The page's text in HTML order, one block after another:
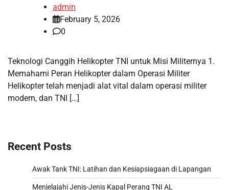
admin
February 5, 2026
0
Teknologi Canggih Helikopter TNI untuk Misi Militernya 1.
Memahami Peran Helikopter dalam Operasi Militer
Helikopter telah menjadi alat vital dalam operasi militer
modern, dan TNI […]
Recent Posts
Awak Tank TNI: Latihan dan Kesiapsiagaan di Lapangan
Menjelajahi Jenis-Jenis Kapal Perang TNI AL